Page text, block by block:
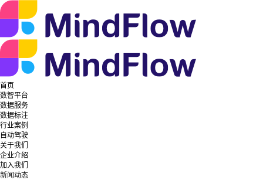
首页
数智平台
数据服务
数据标注
行业案例
自动驾驶
关于我们
企业介绍
加入我们
新闻动态